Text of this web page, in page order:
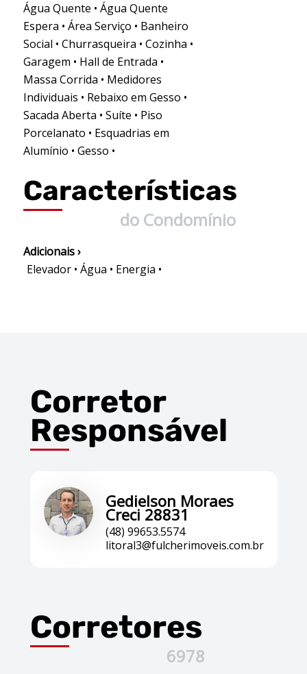
Água Quente • Água Quente
Espera • Área Serviço • Banheiro
Social • Churrasqueira • Cozinha •
Garagem • Hall de Entrada •
Massa Corrida • Medidores
Individuais • Rebaixo em Gesso •
Sacada Aberta • Suíte • Piso
Porcelanato • Esquadrias em
Alumínio • Gesso •
Características
do Condomínio
Adicionais ›
Elevador • Água • Energia •
Corretor
Responsável
Gedielson Moraes
Creci 28831
(48) 99653.5574
litoral3@fulcherimoveis.com.br
Corretores
6978